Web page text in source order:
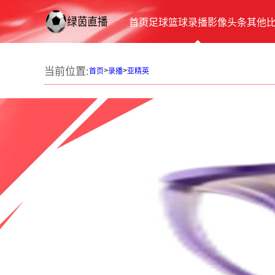
首页足球篮球录播影像头条其他
当前位置:首页>录播>亚精英